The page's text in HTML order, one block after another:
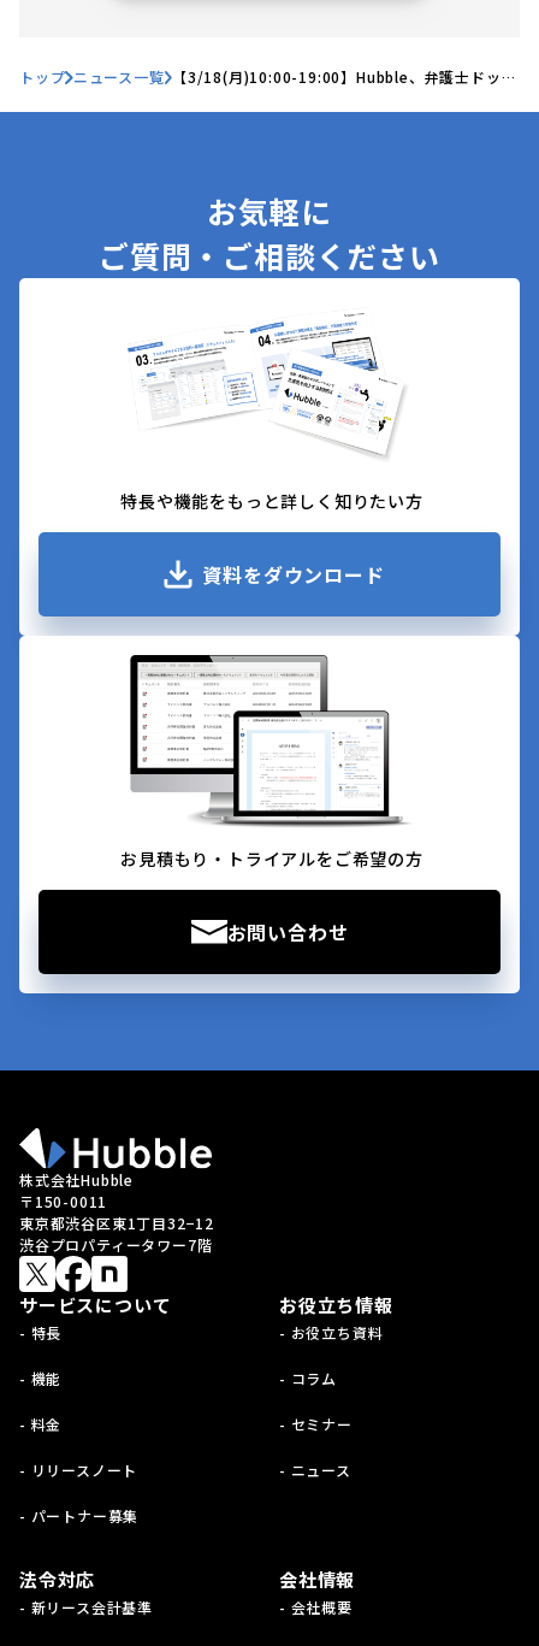
トップ ニュース一覧 【3/18(月)10:00-19:00】Hubble、弁護士ドット
お気軽に
ご質問・ご相談ください
特長や機能をもっと詳しく知りたい方
資料をダウンロード
お見積もり・トライアルをご希望の方
お問い合わせ
株式会社Hubble
〒150-0011
東京都渋谷区東1丁目32−12
渋谷プロパティータワー7階
サービスについて
- 特長
- 機能
- 料金
- リリースノート
- パートナー募集
お役立ち情報
- お役立ち資料
- コラム
- セミナー
- ニュース
法令対応
- 新リース会計基準
会社情報
- 会社概要